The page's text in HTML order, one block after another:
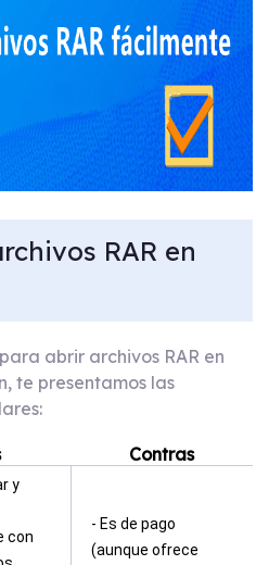
RAR en
abrir archivos RAR en
te presentamos las
Contras
y
con
- Es de pago
(aunque ofrece